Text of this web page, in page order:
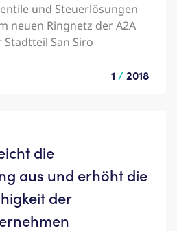
und Steuerlösungen
neuen Ringnetz der A2A
San Siro
1 /2018
die
aus und erhöht die
der